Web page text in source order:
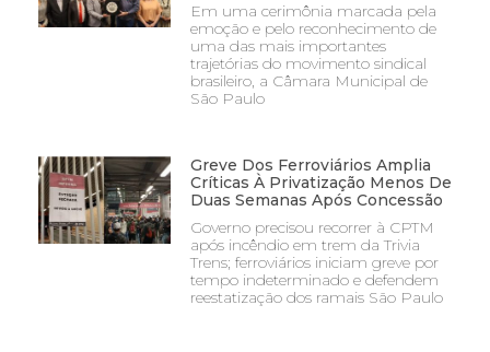
Em uma cerimônia marcada pela
emoção e pelo reconhecimento de
uma das mais importantes
trajetórias do movimento sindical
brasileiro, a Câmara Municipal de
São Paulo
Greve Dos Ferroviários Amplia
Críticas À Privatização Menos De
Duas Semanas Após Concessão
Governo precisou recorrer à CPTM
após incêndio em trem da Trivia
Trens; ferroviários iniciam greve por
tempo indeterminado e defendem
reestatização dos ramais São Paulo